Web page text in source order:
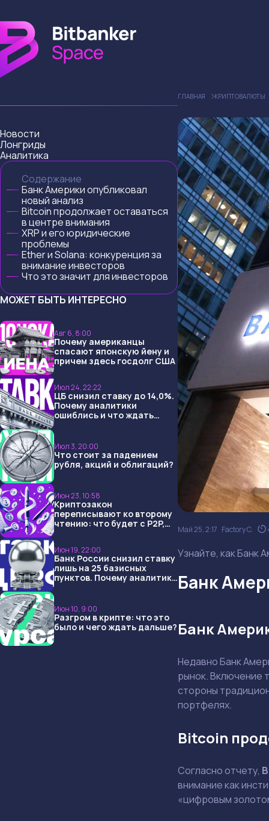
Новости
Лонгриды
Аналитика
Содержание
Банк Америки опубликовал
новый анализ
Bitcoin продолжает оставаться
в центре внимания
XRP и его юридические
проблемы
Ether и Solana: конкуренция за
внимание инвесторов
Что это значит для инвесторов
МОЖЕТ БЫТЬ ИНТЕРЕСНО
Авг 6, 8:00
Почему американцы
спасают японскую йену и
причем здесь госдолг США
Июл 24, 22:22
ЦБ снизил ставку до 14,0%.
Почему аналитики
ошиблись и что ждать
Июл 3, 20:00
Что стоит за падением
рубля, акций и облигаций?
Июн 23, 10:58
Криптозакон
переписывают ко второму
чтению: что будет с P2P,
Июн 19, 22:00
Банк России снизил ставку
лишь на 25 базисных
пунктов. Почему аналитики
Июн 10, 9:00
Разгром в крипте: что это
было и чего ждать дальше?
ГЛАВНАЯ КРИПТОВАЛЮТЫ
Май 25, 2:17 Factory C.
Узнайте, как Банк
Банк
Банк
Недавно Банк
рынок. Включение
стороны
портфелях.
Bitcoin
Согласно отчету,
внимание как
«цифровым